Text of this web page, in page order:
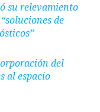
su relevamiento
de
del
al espacio